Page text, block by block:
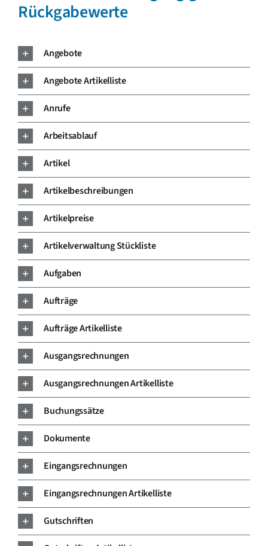
Rückgabewerte
Angebote
Angebote Artikelliste
Anrufe
Arbeitsablauf
Artikel
Artikelbeschreibungen
Artikelpreise
Artikelverwaltung Stückliste
Aufgaben
Aufträge
Aufträge Artikelliste
Ausgangsrechnungen
Ausgangsrechnungen Artikelliste
Buchungssätze
Dokumente
Eingangsrechnungen
Eingangsrechnungen Artikelliste
Gutschriften